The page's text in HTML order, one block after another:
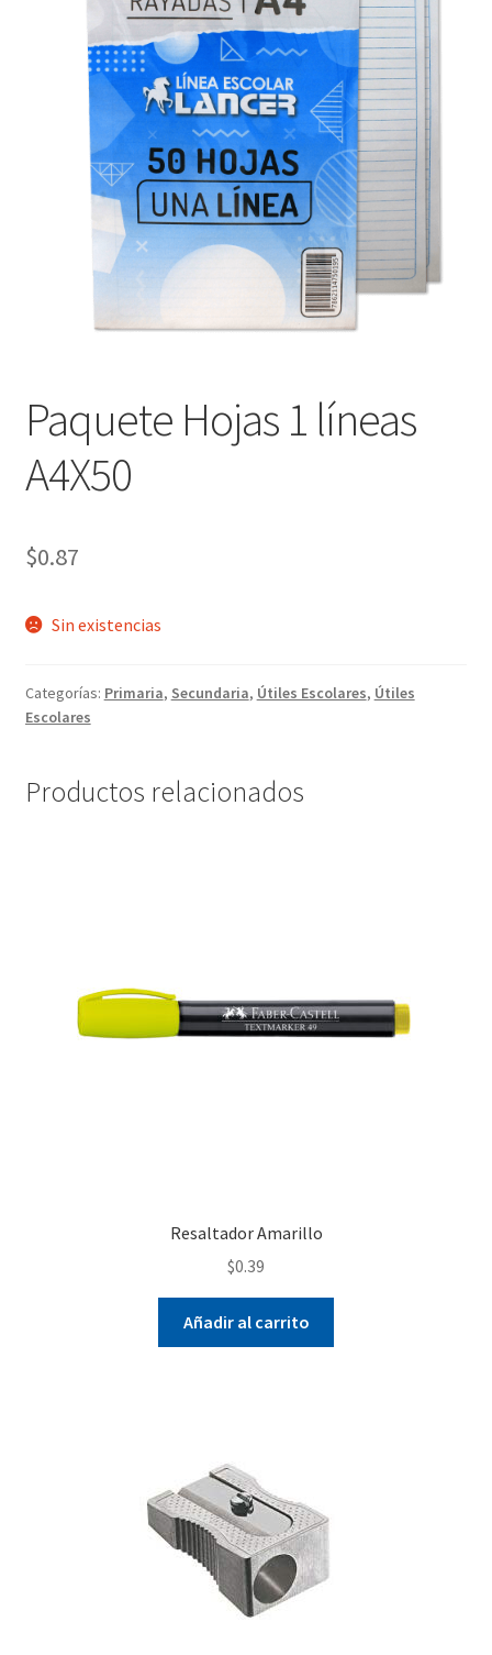
Finalizar compra
Paquete Hojas 1 líneas
A4X50
$0.87
Sin existencias
Categorías: Primaria, Secundaria, Útiles Escolares, Útiles
Escolares
Productos relacionados
Resaltador Amarillo
$0.39
Añadir al carrito